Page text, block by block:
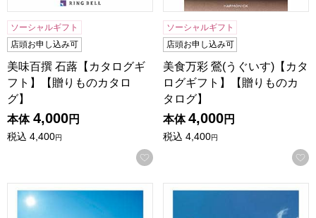
ソーシャルギフト
店頭お申し込み可
美味百撰 石蕗【カタログギ
フト】【贈りものカタロ
グ】
本体 4,000円
税込 4,400円
お気に入りに登録する
ソーシャルギフト
店頭お申し込み可
美食万彩 鶯(うぐいす)【カタ
ログギフト】【贈りものカ
タログ】
本体 4,000円
税込 4,400円
九州七つ星ギフト ひなた【カタログギフト】【贈りものカ
北海道七つ星ギフト ピリカ